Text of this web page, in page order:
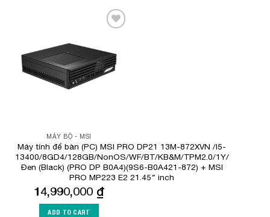
MÁY BỘ - MSI
Máy tính để bàn (PC) MSI PRO DP21 13M-872XVN /I5-
13400/8GD4/128GB/NonOS/WF/BT/KB&M/TPM2.0/1Y/
Đen (Black) (PRO DP B0A4)(9S6-B0A421-872) + MSI
PRO MP223 E2 21.45″ inch
14,990,000 ₫
ADD TO CART